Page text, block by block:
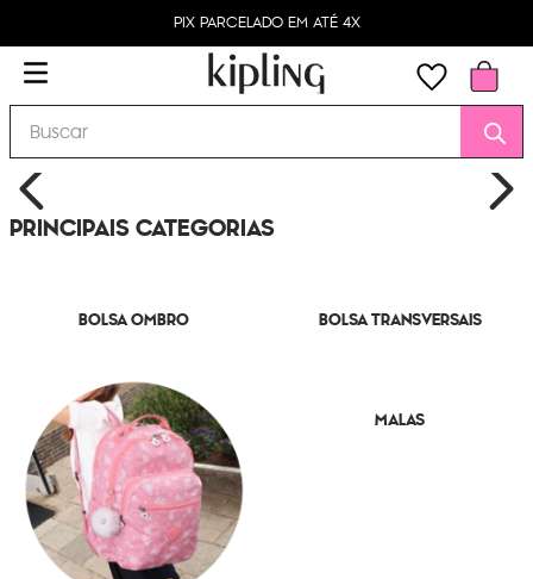
PIX PARCELADO EM ATÉ 4X
Buscar
PRINCIPAIS CATEGORIAS
BOLSA OMBRO BOLSA TRANSVERSAIS
MALAS